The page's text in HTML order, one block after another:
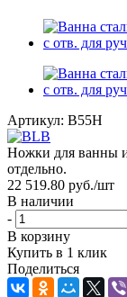
Артикул: B55H
Ножки для ванны
отдельно.
22 519.80 руб./шт
В наличии
-
В корзину
Купить в 1 клик
Поделиться